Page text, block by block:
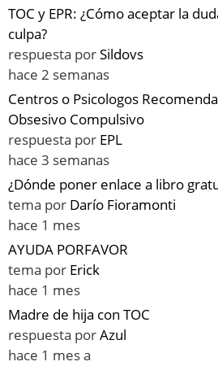
TOC y EPR: ¿Cómo aceptar la
culpa?
respuesta porSildovs
hace 2 semanas
Centros o Psicologos
Obsesivo Compulsivo
respuesta por EPL
hace 3 semanas
¿Dónde poner enlace a libro
tema por Darío Fioramonti
hace 1 mes
AYUDA PORFAVOR
tema por Erick
hace 1 mes
Madre de hija con TOC
respuesta porAzul
hace 1 mes a